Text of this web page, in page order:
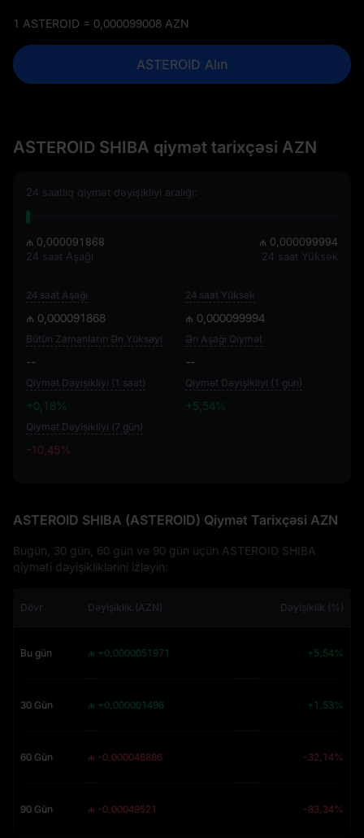
1 ASTEROID = 0,000099008 AZN
ASTEROID Alın
ASTEROID SHIBA qiymət tarixçəsi AZN
24 saatlıq qiymət dəyişikliyi aralığı:
₼ 0,000091868
24 saat Aşağı
₼ 0,000099994
24 saat Yüksək
24 saat Aşağı
₼ 0,000091868
24 saat Yüksək
₼ 0,000099994
Bütün Zamanların Ən Yüksəyi
--
Ən Aşağı Qiymət
--
Qiymət Dəyişikliyi (1 saat)
+0,18%
Qiymət Dəyişikliyi (1 gün)
+5,54%
Qiymət Dəyişikliyi (7 gün)
-10,45%
ASTEROID SHIBA (ASTEROID) Qiymət Tarixçəsi AZN
Bugün, 30 gün, 60 gün ve 90 gün üçün ASTEROID SHIBA
qiyməti dəyişikliklərini izləyin:
Dövr Dəyişiklik (AZN) Dəyişiklik (%)
Bu gün ₼ +0,0000051971 +5,54%
30 Gün ₼ +0,000001496 +1,53%
60 Gün ₼ -0,000046886 -32,14%
90 Gün ₼ -0,00049521 -83,34%